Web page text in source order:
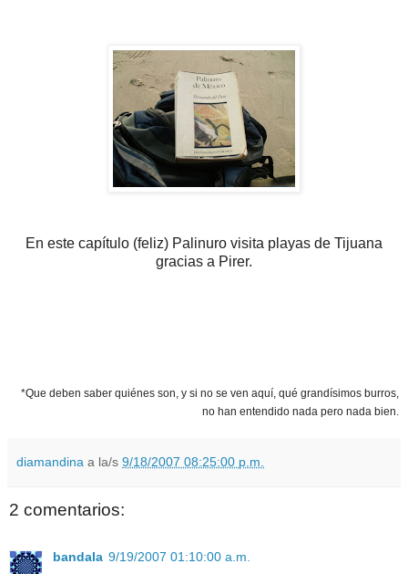
En este capítulo (feliz) Palinuro visita playas de Tijuana
gracias a Pirer.
*Que deben saber quiénes son, y si no se ven aquí, qué grandísimos burros,
no han entendido nada pero nada bien.
diamandina a la/s 9/18/2007 08:25:00 p.m.
2 comentarios:
bandala 9/19/2007 01:10:00 a.m.